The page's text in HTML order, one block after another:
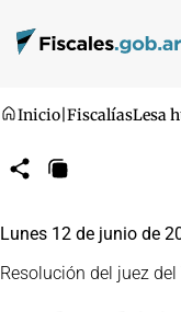
Inicio FiscalíasLesa
CompartirCopiar
Lunes 12 de junio de
Resolución del juez